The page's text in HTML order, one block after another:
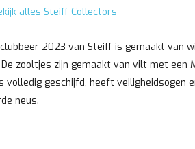
alles Steiff Collectors
2023 van Steiff is gemaakt van
zooltjes zijn gemaakt van vilt met een
volledig geschijfd, heeft veiligheidsogen
neus.